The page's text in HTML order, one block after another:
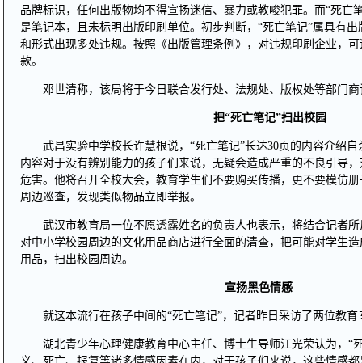
品牌标识，任何出版物均不得宣扬迷信、暴力或教唆犯罪。而“死亡
是笔记本，且未标明出版印刷单位。初步判断，“死亡笔记”属具有
和形式出现多处违规。按照《出版管理条例》，对违规印刷企业，
款。
邓世清称，该局将于今日联合发行处、法规处、版权处等部门
把“死亡笔记”扫出校园
武昌实验中学校长许慧根说，“死亡笔记”长达30页的内容介绍
内容对于没有辨别能力的孩子们来说，无疑会造成严重的不良引导
危害。他将召开全校大会，教育学生们不要购买传播，更不要模仿
周边巡查，发现类似物品立即举报。
武汉市教育局一位不愿透露姓名的负责人也表示，将结合记者
对中小学校园周边的文化用品商店进行全面的清查，把可能对学生
用品，扫出校园周边。
宣扬黑色情感
就这本流行在孩子中间的“死亡笔记”，记者昨日采访了两位教育
湖北青少年心理健康教育中心主任、博士生导师江光荣认为，“